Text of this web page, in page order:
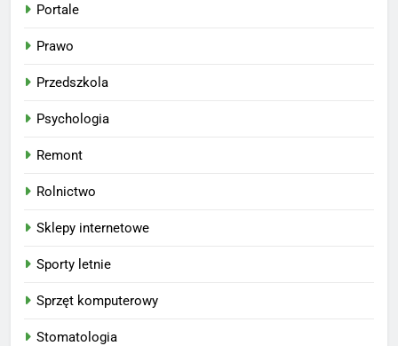
Portale
Prawo
Przedszkola
Psychologia
Remont
Rolnictwo
Sklepy internetowe
Sporty letnie
Sprzęt komputerowy
Stomatologia